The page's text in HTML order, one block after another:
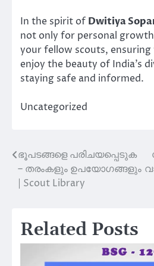
In the spirit of Dwitiya
not only for personal
your fellow scouts, ensuring
enjoy the beauty of India’s
staying safe and informed.
Uncategorized
Post
navigation
ഭൂപടങ്ങളെ പരിചയപ്പെടുക
– തരംകളും ഉപയോഗങ്ങളും
| Scout Library
Related Posts